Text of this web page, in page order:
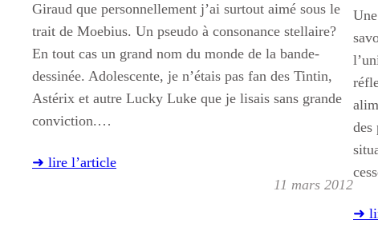
Giraud que personnellement j’ai surtout aimé sous le
trait de Moebius. Un pseudo à consonance stellaire?
En tout cas un grand nom du monde de la bande-
dessinée. Adolescente, je n’étais pas fan des Tintin,
Astérix et autre Lucky Luke que je lisais sans grande
conviction.…
➜ lire l’article
11 mars 2012
des
➜